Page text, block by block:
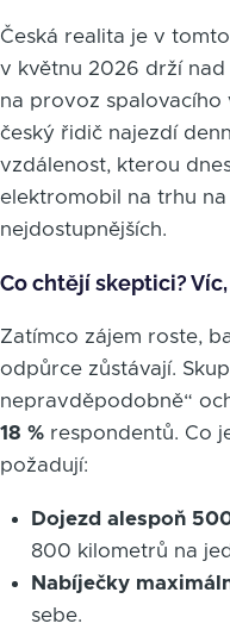
Česká realita je v
v květnu 2026 drží nad
na provoz
český řidič najezdí
vzdálenost, kterou
elektromobil na trhu
nejdostupnějších.
Co chtějí skeptici?
Zatímco zájem roste,
odpůrce zůstávají.
nepravděpodobně“
18 % respondentů. Co
požadují:
Dojezd alespoň
800 kilometrů na
Nabíječky
sebe.